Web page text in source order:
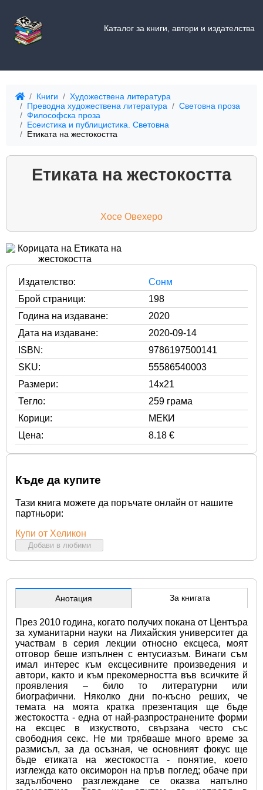
Каталог за книги, автори и издателства
Книги
Художествена литература
Преводна художествена литература
Световна проза
Философска проза
Есеистика и публицистика. Световна
Етиката на жестокостта
Етиката на жестокостта
Хосе Овехеро
Издателство:
Сонм
Брой страници:
198
Година на издаване:
2020
Дата на издаване:
2020-09-14
ISBN:
9786197500141
SKU:
55586540003
Размери:
14x21
Тегло:
259 грама
Корици:
МЕКИ
Цена:
8.18 €
Къде да купите
Тази книга можете да поръчате онлайн от нашите
партньори:
Купи от Хеликон
Добави в любими
Анотация За книгата
През 2010 година, когато получих покана от Центъра
за хуманитарни науки на Лихайския университет да
участвам в серия лекции относно ексцеса, моят
отговор беше изпълнен с ентусиазъм. Винаги съм
имал интерес към ексцесивните произведения и
автори, както и към прекомерността във всичките й
проявления – било то литературни или
биографични. Няколко дни по-късно реших, че
темата на моята кратка презентация ще бъде
жестокостта - една от най-разпространените форми
на ексцес в изкуството, свързана често със
свободния секс. Не ми трябваше много време за
размисъл, за да осъзная, че основният фокус ще
бъде етиката на жестокостта - понятие, което
изглежда като оксиморон на пръв поглед; обаче при
задълбочено разглеждане се оказва напълно